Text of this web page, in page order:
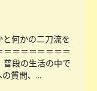
何かの二刀流を
＝＝＝＝＝＝＝
普段の生活の中で
質問、...